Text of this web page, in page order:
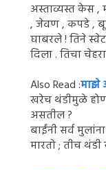
अस्ताव्यस्त केस
, जेवण , कपडे ,
घाबरले ! तिने
दिला . तिचा
Also Read :माझे
खरेच थंडीमुळे
असतील ?
बाईंनी सर्व
मारतो ; तीच